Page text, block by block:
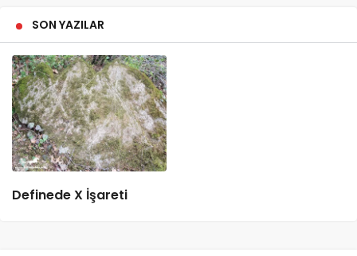
SON YAZILAR
Definede X İşareti